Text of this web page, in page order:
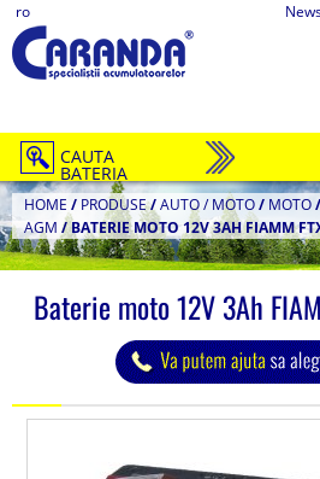
ro
CAUTA
BATERIA
HOME / PRODUSE/AUTO / MOTO/ MOTO/
AGM /BATERIE MOTO 12V 3AH FIAMM
Baterie moto 12V 3Ah